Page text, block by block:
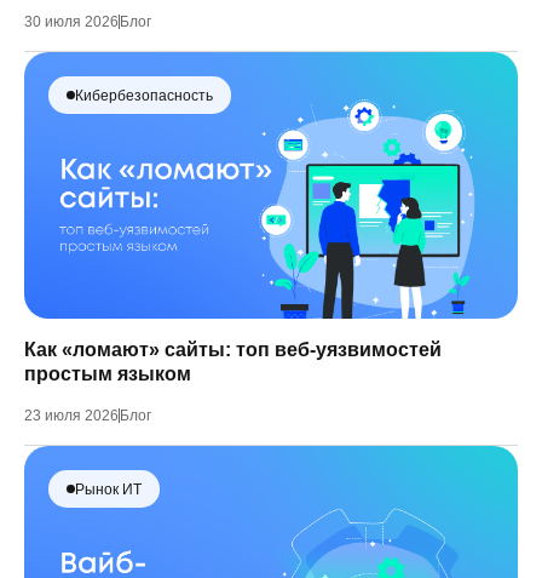
30 июля 2026 Блог
Кибербезопасность
Как «ломают» сайты: топ веб-уязвимостей
простым языком
23 июля 2026 Блог
Рынок ИТ